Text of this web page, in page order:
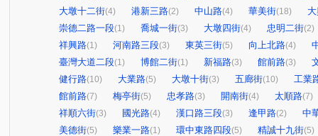
大墩十二街(4) 港新三路(2) 中山路(4) 華美街(18)
崇德二路一段(1) 喬城一街(3) 大墩四街(4) 忠明二街(2)
祥興路(1) 河南路三段(3) 東英三街(5) 向上北路(4)
臺灣大道二段(1) 博館二街(1) 新福路(3) 館前路(3)
健行路(10) 大業路(5) 大墩十街(3) 五廊街(10)
工業
館前路(7) 梅亭街(5) 忠孝路(3) 開南街(4) 太順路(7)
祥順六街(3) 國光路(4) 漢口路三段(3) 逢甲路(2)
中
美德街(5) 樂業一路(1) 環中東路四段(5) 精誠十九街(5)